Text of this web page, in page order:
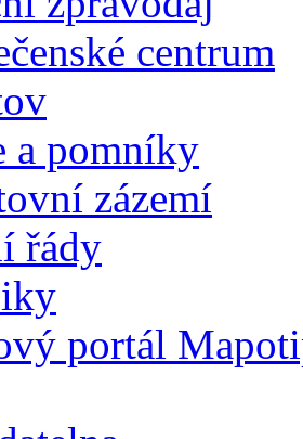
centrum
a pomníky
zázemí
řády
portál